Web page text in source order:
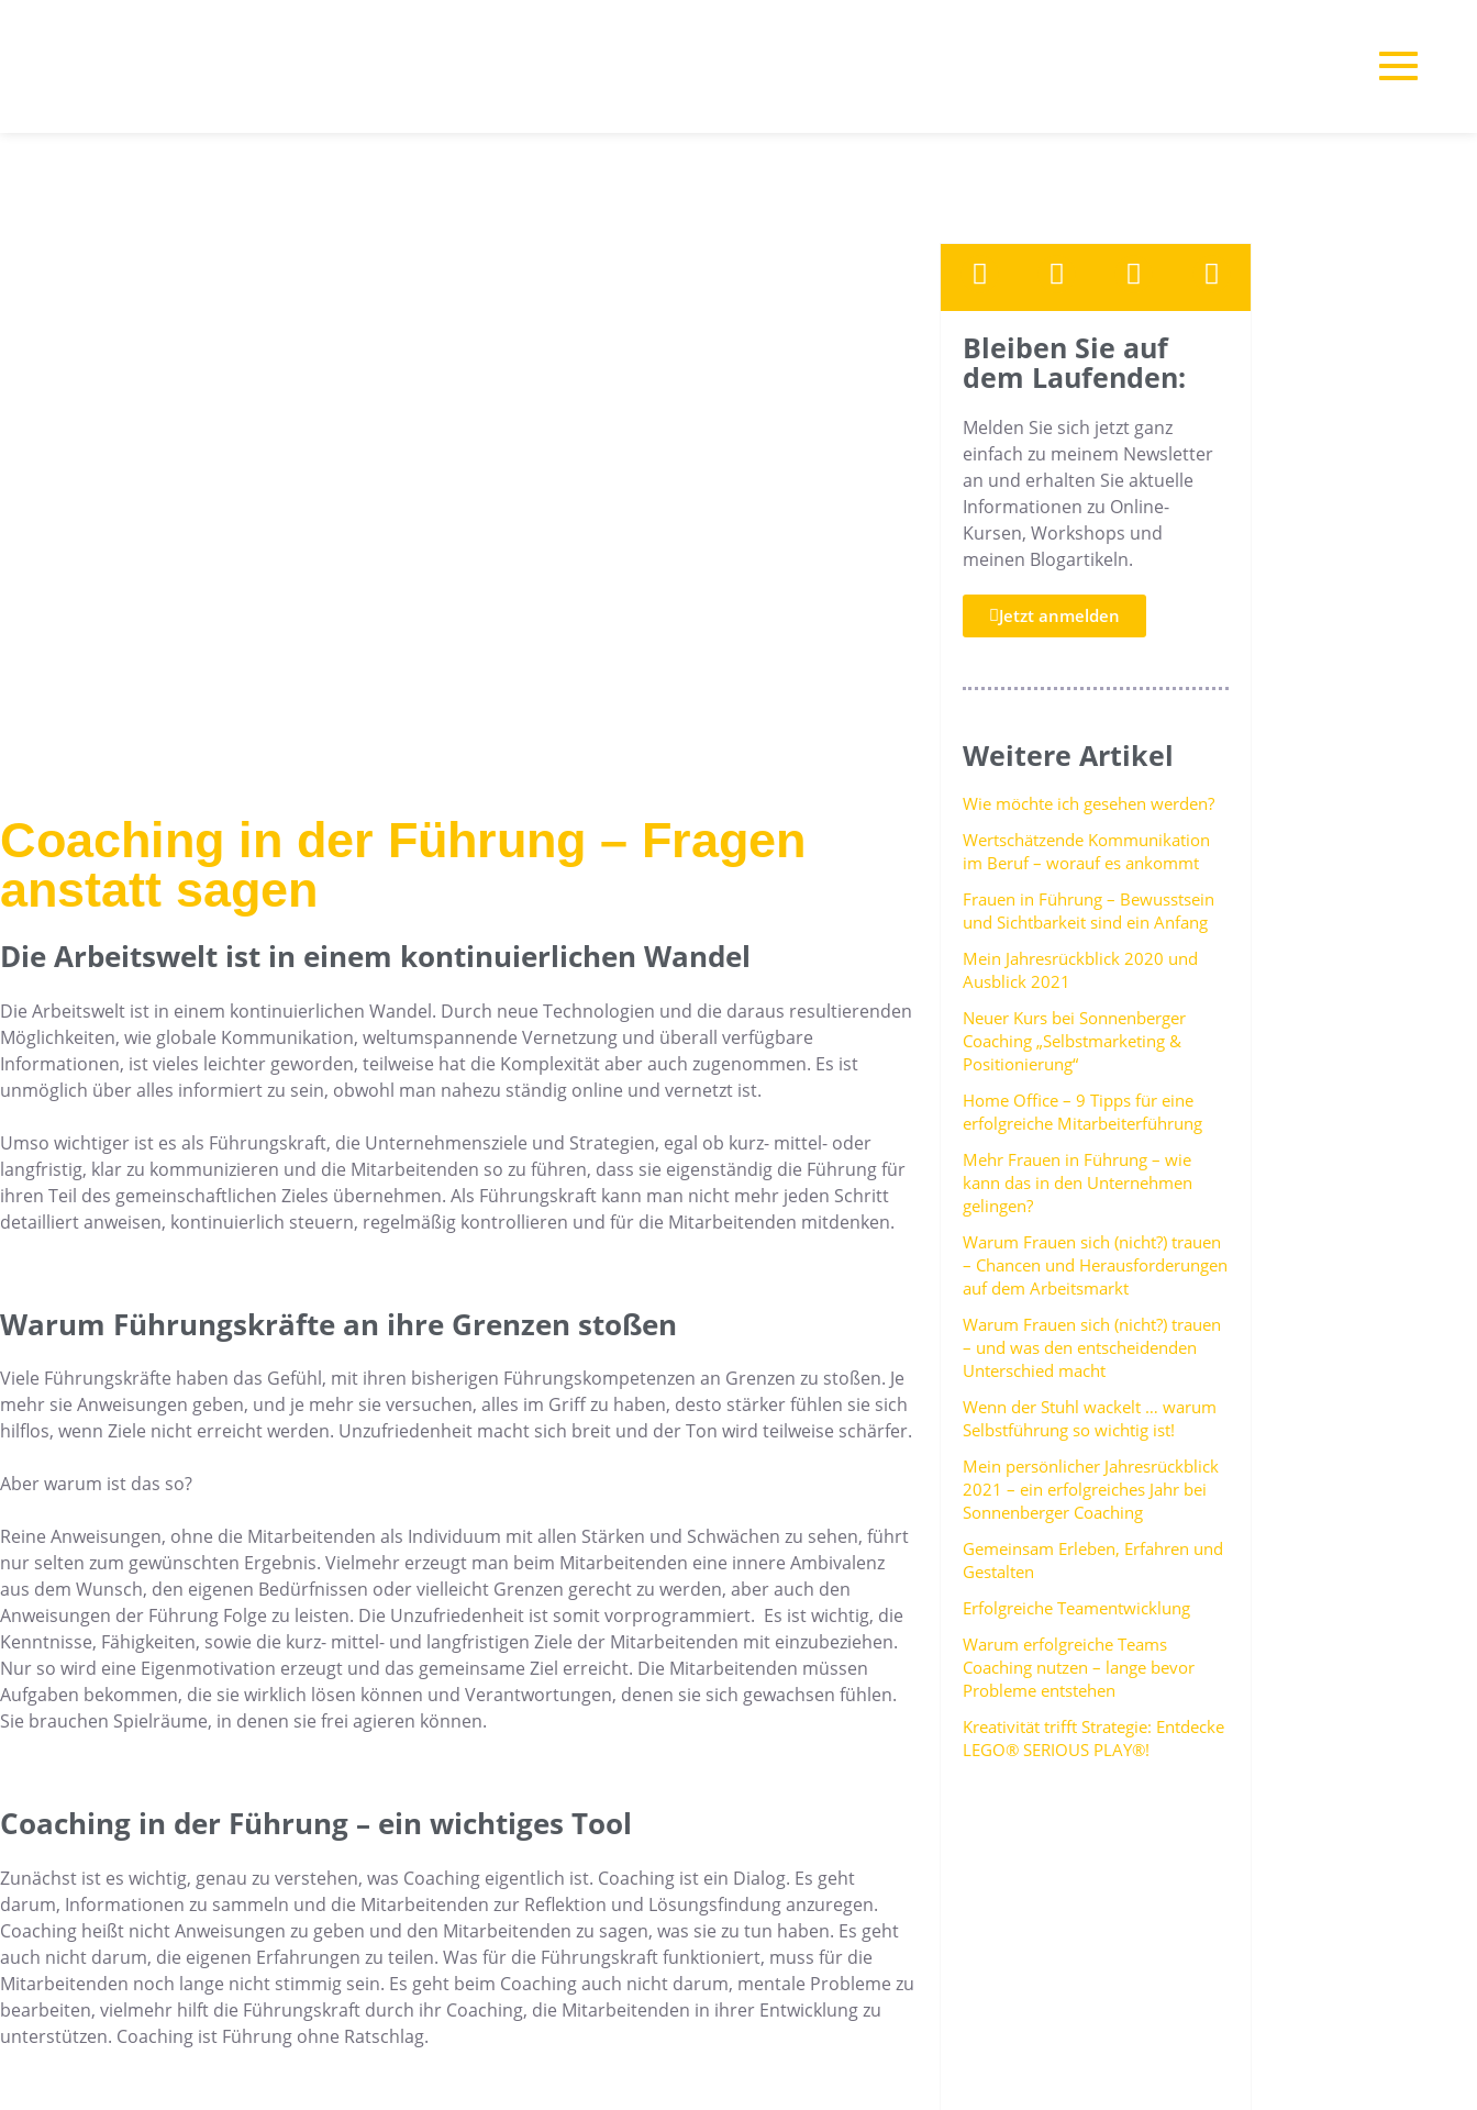
Coaching in der Führung – Fragen
anstatt sagen
Die Arbeitswelt ist in einem kontinuierlichen Wandel
Die Arbeitswelt ist in einem kontinuierlichen Wandel. Durch neue Technologien und die daraus resultierenden
Möglichkeiten, wie globale Kommunikation, weltumspannende Vernetzung und überall verfügbare
Informationen, ist vieles leichter geworden, teilweise hat die Komplexität aber auch zugenommen. Es ist
unmöglich über alles informiert zu sein, obwohl man nahezu ständig online und vernetzt ist.
Umso wichtiger ist es als Führungskraft, die Unternehmensziele und Strategien, egal ob kurz- mittel- oder
langfristig, klar zu kommunizieren und die Mitarbeitenden so zu führen, dass sie eigenständig die Führung für
ihren Teil des gemeinschaftlichen Zieles übernehmen. Als Führungskraft kann man nicht mehr jeden Schritt
detailliert anweisen, kontinuierlich steuern, regelmäßig kontrollieren und für die Mitarbeitenden mitdenken.
Warum Führungskräfte an ihre Grenzen stoßen
Viele Führungskräfte haben das Gefühl, mit ihren bisherigen Führungskompetenzen an Grenzen zu stoßen. Je
mehr sie Anweisungen geben, und je mehr sie versuchen, alles im Griff zu haben, desto stärker fühlen sie sich
hilflos, wenn Ziele nicht erreicht werden. Unzufriedenheit macht sich breit und der Ton wird teilweise schärfer.
Aber warum ist das so?
Reine Anweisungen, ohne die Mitarbeitenden als Individuum mit allen Stärken und Schwächen zu sehen, führt
nur selten zum gewünschten Ergebnis. Vielmehr erzeugt man beim Mitarbeitenden eine innere Ambivalenz
aus dem Wunsch, den eigenen Bedürfnissen oder vielleicht Grenzen gerecht zu werden, aber auch den
Anweisungen der Führung Folge zu leisten. Die Unzufriedenheit ist somit vorprogrammiert. Es ist wichtig, die
Kenntnisse, Fähigkeiten, sowie die kurz- mittel- und langfristigen Ziele der Mitarbeitenden mit einzubeziehen.
Nur so wird eine Eigenmotivation erzeugt und das gemeinsame Ziel erreicht. Die Mitarbeitenden müssen
Aufgaben bekommen, die sie wirklich lösen können und Verantwortungen, denen sie sich gewachsen fühlen.
Sie brauchen Spielräume, in denen sie frei agieren können.
Coaching in der Führung – ein wichtiges Tool
Zunächst ist es wichtig, genau zu verstehen, was Coaching eigentlich ist. Coaching ist ein Dialog. Es geht
darum, Informationen zu sammeln und die Mitarbeitenden zur Reflektion und Lösungsfindung anzuregen.
Coaching heißt nicht Anweisungen zu geben und den Mitarbeitenden zu sagen, was sie zu tun haben. Es geht
auch nicht darum, die eigenen Erfahrungen zu teilen. Was für die Führungskraft funktioniert, muss für die
Mitarbeitenden noch lange nicht stimmig sein. Es geht beim Coaching auch nicht darum, mentale Probleme zu
bearbeiten, vielmehr hilft die Führungskraft durch ihr Coaching, die Mitarbeitenden in ihrer Entwicklung zu
unterstützen. Coaching ist Führung ohne Ratschlag.
Bleiben Sie auf
dem Laufenden:
Melden Sie sich jetzt ganz
einfach zu meinem Newsletter
an und erhalten Sie aktuelle
Informationen zu Online-
Kursen, Workshops und
meinen Blogartikeln.
Jetzt anmelden
Weitere Artikel
Wie möchte ich gesehen werden?
Wertschätzende Kommunikation
im Beruf – worauf es ankommt
Frauen in Führung – Bewusstsein
und Sichtbarkeit sind ein Anfang
Mein Jahresrückblick 2020 und
Ausblick 2021
Neuer Kurs bei Sonnenberger
Coaching „Selbstmarketing &
Positionierung“
Home Office – 9 Tipps für eine
erfolgreiche Mitarbeiterführung
Mehr Frauen in Führung – wie
kann das in den Unternehmen
gelingen?
Warum Frauen sich (nicht?) trauen
– Chancen und Herausforderungen
auf dem Arbeitsmarkt
Warum Frauen sich (nicht?) trauen
– und was den entscheidenden
Unterschied macht
Wenn der Stuhl wackelt … warum
Selbstführung so wichtig ist!
Mein persönlicher Jahresrückblick
2021 – ein erfolgreiches Jahr bei
Sonnenberger Coaching
Gemeinsam Erleben, Erfahren und
Gestalten
Erfolgreiche Teamentwicklung
Warum erfolgreiche Teams
Coaching nutzen – lange bevor
Probleme entstehen
Kreativität trifft Strategie: Entdecke
LEGO® SERIOUS PLAY®!